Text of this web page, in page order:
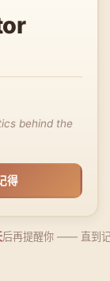
behind the
得
后再提醒你 —— 直到